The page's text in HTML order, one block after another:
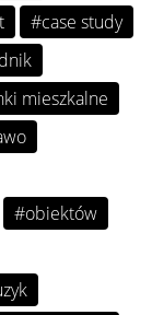
#case study
mieszkalne
#obiektów